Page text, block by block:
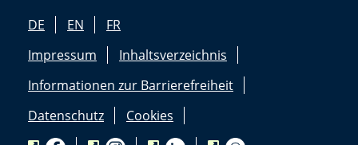
DE EN
FR
Impressum
Inhaltsverzeichnis
Informationen zur Barrierefreiheit
Datenschutz
Cookies